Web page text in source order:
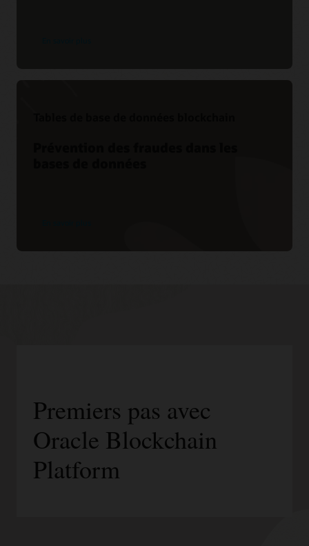
Premiers pas avec
Oracle Blockchain
Platform